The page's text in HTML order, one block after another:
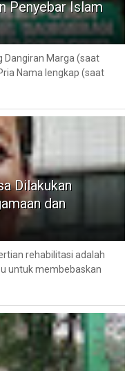
Penyebar Islam
Dangiran Marga (saat
Nama lengkap (saat
Dilakukan
dan
rehabilitasi adalah
untuk membebaskan